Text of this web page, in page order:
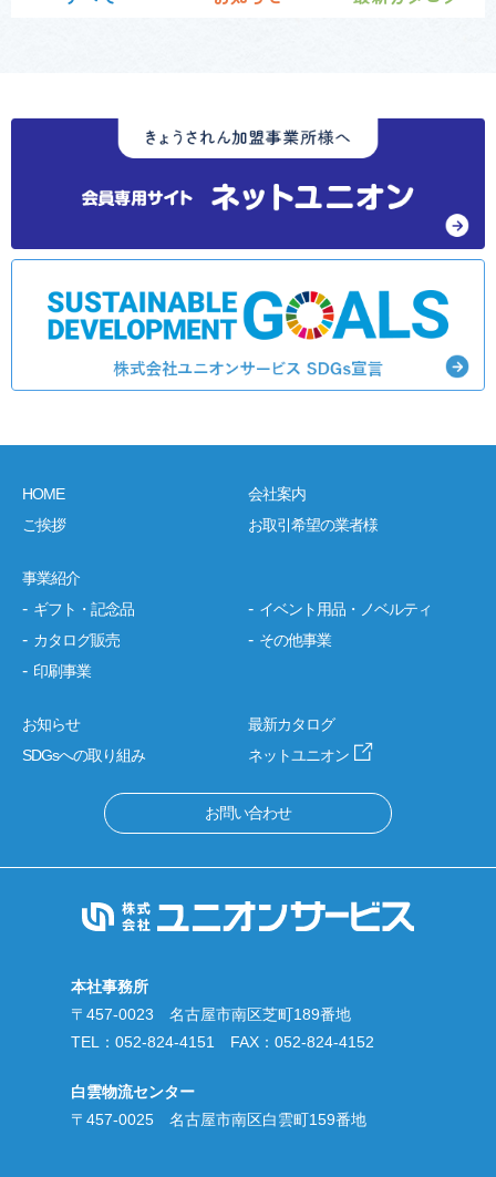
HOME
会社案内
ご挨拶
お取引希望の業者様
事業紹介
ギフト・記念品
カタログ販売
印刷事業
イベント用品・ノベルティ
その他事業
お知らせ
最新カタログ
SDGsへの取り組み
ネットユニオン
お問い合わせ
本社事務所
〒457-0023 名古屋市南区芝町189番地
TEL： 052-824-4151 FAX：052-824-4152
白雲物流センター
〒457-0025 名古屋市南区白雲町159番地